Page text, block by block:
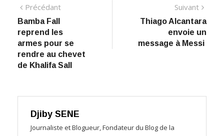
Navigation
de
l’article
PrécédantPrécédant:
Bamba Fall
reprend les
armes pour se
rendre au chevet
de Khalifa Sall
Suivant
​Thiago Alcantara
envoie un
message à Messi
Djiby SENE
Journaliste et Blogueur, Fondateur du Blog de la